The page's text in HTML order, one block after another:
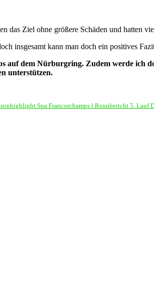
das Ziel ohne größere Schäden und hatten
insgesamt kann man doch ein positives
auf dem Nürburgring. Zudem werde ich
unterstützen.
Spa Francorchamps l Rennbericht 5. Lauf